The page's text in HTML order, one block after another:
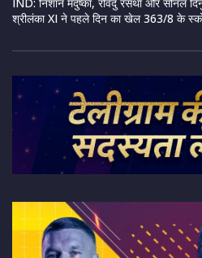
श्रीलंका XI ने पहले दिन का खेल 363/8 के